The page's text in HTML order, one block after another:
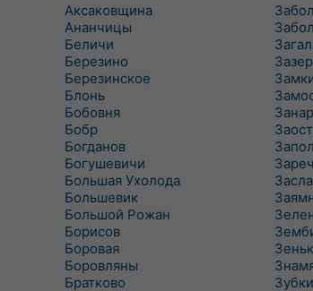
Аксаковщина
Ананчицы
Беличи
Березино
Березинское
Блонь
Бобовня
Бобр
Богданов
Богушевичи
Большая Ухолода
Большевик
Большой Рожан
Борисов
Боровая
Боровляны
Братково
Зубки